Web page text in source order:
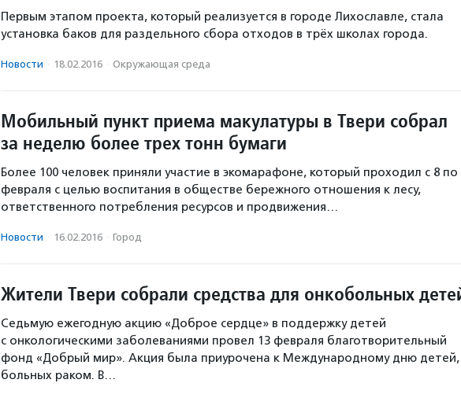
Первым этапом проекта, который реализуется в городе Лихославле, стала
установка баков для раздельного сбора отходов в трёх школах города.
Новости · 18.02.2016 · Окружающая среда
Мобильный пункт приема макулатуры в Твери собрал
за неделю более трех тонн бумаги
Более 100 человек приняли участие в экомарафоне, который проходил с 8 по
февраля с целью воспитания в обществе бережного отношения к лесу,
ответственного потребления ресурсов и продвижения…
Новости · 16.02.2016 · Город
Жители Твери собрали средства для онкобольных
Седьмую ежегодную акцию «Доброе сердце» в поддержку детей
с онкологическими заболеваниями провел 13 февраля благотворительный
фонд «Добрый мир». Акция была приурочена к Международному дню детей,
больных раком. В…